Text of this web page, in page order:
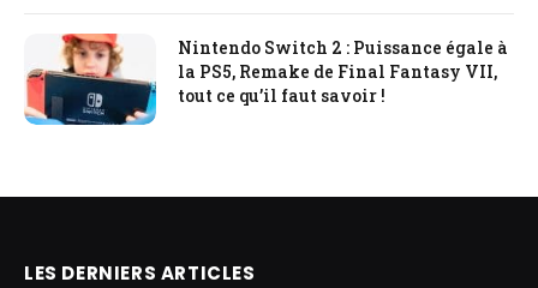
Nintendo Switch 2 : Puissance égale à
la PS5, Remake de Final Fantasy VII,
tout ce qu’il faut savoir !
LES DERNIERS ARTICLES